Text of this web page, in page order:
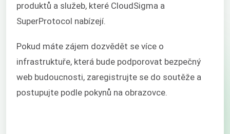
produktů a služeb, které CloudSigma a
SuperProtocol nabízejí.
Pokud máte zájem dozvědět se více o
infrastruktuře, která bude podporovat bezpečný
web budoucnosti, zaregistrujte se do soutěže a
postupujte podle pokynů na obrazovce.